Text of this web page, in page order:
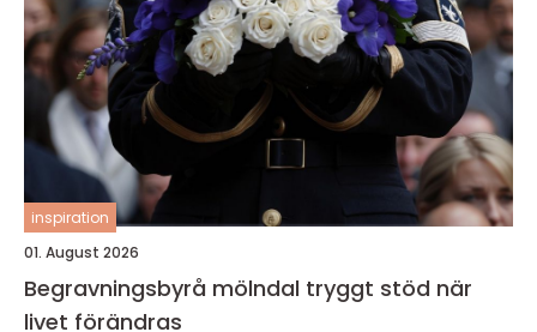
inspiration
01. August 2026
Begravningsbyrå mölndal tryggt stöd när
livet förändras